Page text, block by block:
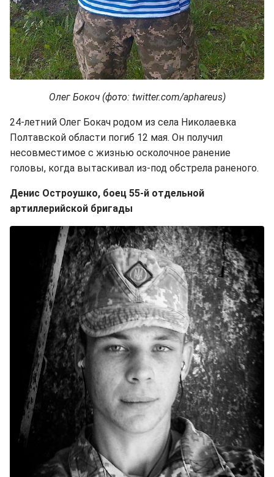
Олег Бокоч (фото: twitter.com/aphareus)
24-летний Олег Бокач родом из села Николаевка
Полтавской области погиб 12 мая. Он получил
несовместимое с жизнью осколочное ранение
головы, когда вытаскивал из-под обстрела раненого.
Денис Остроушко, боец 55-й отдельной
артиллерийской бригады